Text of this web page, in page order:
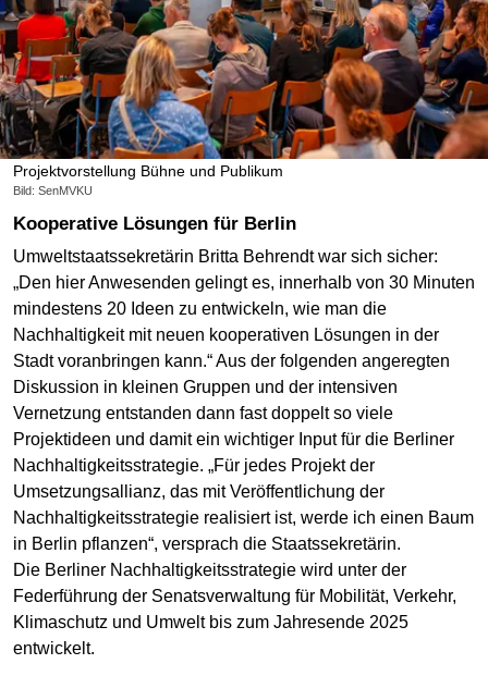
Projektvorstellung Bühne und Publikum
Bild: SenMVKU
Kooperative Lösungen für Berlin
Umweltstaatssekretärin Britta Behrendt war sich sicher:
„Den hier Anwesenden gelingt es, innerhalb von 30 Minuten
mindestens 20 Ideen zu entwickeln, wie man die
Nachhaltigkeit mit neuen kooperativen Lösungen in der
Stadt voranbringen kann.“ Aus der folgenden angeregten
Diskussion in kleinen Gruppen und der intensiven
Vernetzung entstanden dann fast doppelt so viele
Projektideen und damit ein wichtiger Input für die Berliner
Nachhaltigkeitsstrategie. „Für jedes Projekt der
Umsetzungsallianz, das mit Veröffentlichung der
Nachhaltigkeitsstrategie realisiert ist, werde ich einen Baum
in Berlin pflanzen“, versprach die Staatssekretärin.
Die Berliner Nachhaltigkeitsstrategie wird unter der
Federführung der Senatsverwaltung für Mobilität, Verkehr,
Klimaschutz und Umwelt bis zum Jahresende 2025
entwickelt.